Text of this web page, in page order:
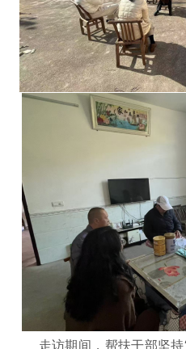
走访期间，帮扶干部坚持“